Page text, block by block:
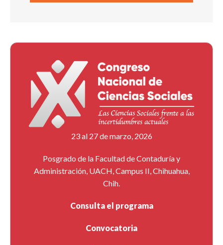
23 al 27 de marzo, 2026
Posgrado de la Facultad de Contaduría y
Administración, UACH, Campus II, Chihuahua,
Chih.
Consulta el programa
Convocatoria